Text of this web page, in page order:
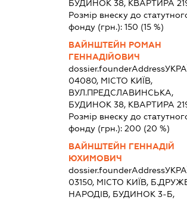
БУДИНОК 38, КВАРТИРА
Розмір внеску до
фонду (грн.):150 (15 %)
ВАЙНШТЕЙН РОМАН
ГЕННАДІЙОВИЧ
dossier.founderAddress
04080, МІСТО КИЇВ,
ВУЛ.ПРЕДСЛАВИНСЬКА,
БУДИНОК 38, КВАРТИРА
Розмір внеску до
фонду (грн.):200 (20 %)
ВАЙНШТЕЙН ГЕННАДІЙ
ЮХИМОВИЧ
dossier.founderAddress
03150, МІСТО КИЇВ,
НАРОДІВ, БУДИНОК 3-Б,